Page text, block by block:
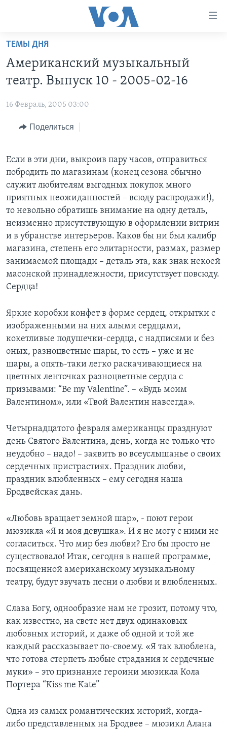
Перейти
основной
контент
Перейти
навигации
поиск
ПРОГРАММЫ
НОВОСТИ ЗА МИНУТУ
ИТОГИ
ДИСКУССИЯ VOA
ДЕТАЛИ
НЬЮ-ЙОРК NEW YORK
АМЕРИКА. БОЛЬШОЕ ПУТЕШЕСТВИЕ
ПРОЕКТЫ
УЧИМ АНГЛИЙСКИЙ
НАША АМЕРИКАНСКАЯ ИСТОРИЯ
АРТЕФАКТЫ
АМЕРИКАНСКИЕ ГОРОДКИ
ТЕСТЫ
ЭКСПЕРТИЗА
ИНТЕРВЬЮ
ЗА СВОБОДУ ПРЕССЫ
УЧИМ АНГЛИЙСКИЙ
ВИДЕО
ПОДПИСКА НА НОВОСТИ
Learning English
СОЦИАЛЬНЫЕ СЕТИ
Языки
ТЕМЫ ДНЯ
Американский музыкальный
театр. Выпуск 10 - 2005-02-16
16 Февраль, 2005 03:00
Поделиться
Если в эти дни, выкроив пару часов, отправиться
побродить по магазинам (конец сезона обычно
служит любителям выгодных покупок много
приятных неожиданностей – всюду распродажи!),
то невольно обратишь внимание на одну деталь,
неизменно присутствующую в оформлении витрин
и в убранстве интерьеров. Каков бы ни был калибр
магазина, степень его элитарности, размах, размер
занимаемой площади – деталь эта, как знак некоей
масонской принадлежности, присутствует повсюду.
Сердца!
Яркие коробки конфет в форме сердец, открытки с
изображенными на них алыми сердцами,
кокетливые подушечки-сердца, с надписями и без
оных, разноцветные шары, то есть – уже и не
шары, а опять-таки легко раскачивающиеся на
цветных ленточках разноцветные сердца с
призывами: “Be my Valentine”. – «Будь моим
Валентином», или «Твой Валентин навсегда».
Четырнадцатого февраля американцы празднуют
день Святого Валентина, день, когда не только что
неудобно – надо! – заявить во всеуслышанье о своих
сердечных пристрастиях. Праздник любви,
праздник влюбленных – ему сегодня наша
Бродвейская дань.
«Любовь вращает земной шар», - поют герои
мюзикла «Я и моя девушка». И я не могу с ними не
согласиться. Что мир без любви? Его бы просто не
существовало! Итак, сегодня в нашей программе,
посвященной американскому музыкальному
театру, будут звучать песни о любви и влюбленных.
Слава Богу, однообразие нам не грозит, потому что,
как известно, на свете нет двух одинаковых
любовных историй, и даже об одной и той же
каждый рассказывает по-своему. «Я так влюблена,
что готова стерпеть любые страдания и сердечные
муки» – это признание героини мюзикла Кола
Портера “Kiss me Kate”
Одна из самых романтических историй, когда-
либо представленных на Бродвее – мюзикл Алана